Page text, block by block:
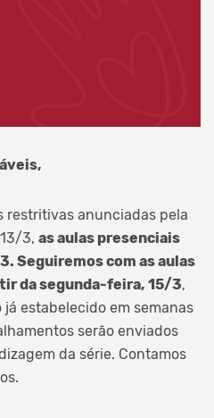
restritivas anunciadas pela
3, as aulas presenciais
Seguiremos com as aulas
da segunda-feira, 15/3,
estabelecido em semanas
serão enviados
da série. Contamos